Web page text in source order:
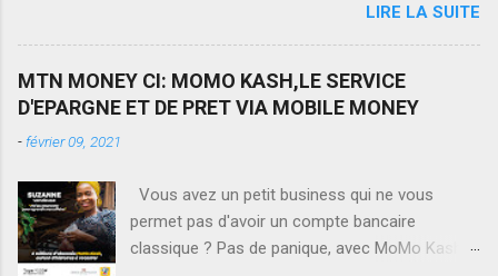
LIRE LA SUITE
MTN MONEY CI: MOMO KASH,LE SERVICE
D'EPARGNE ET DE PRET VIA MOBILE MONEY
- février 09, 2021
Vous avez un petit business qui ne vous
permet pas d'avoir un compte bancaire
classique ? Pas de panique, avec MoMo Kash,